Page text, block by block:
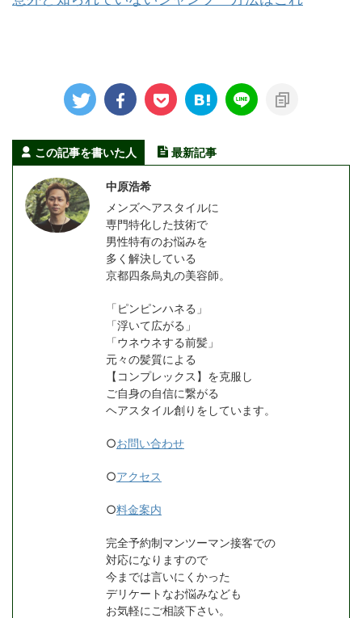
この記事を書いた人 最新記事
中原浩希
メンズヘアスタイルに
専門特化した技術で
男性特有のお悩みを
多く解決している
京都四条烏丸の美容師。
「ピンピンハネる」
「浮いて広がる」
「ウネウネする前髪」
元々の髪質による
【コンプレックス】を克服し
ご自身の自信に繋がる
ヘアスタイル創りをしています。
○お問い合わせ
○アクセス
○料金案内
完全予約制マンツーマン接客での
対応になりますので
今までは言いにくかった
デリケートなお悩みなども
お気軽にご相談下さい。